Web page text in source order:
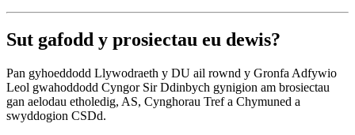
Sut gafodd y prosiectau eu dewis?
Pan gyhoeddodd Llywodraeth y DU ail rownd y Gronfa Adfywio
Leol gwahoddodd Cyngor Sir Ddinbych gynigion am brosiectau
gan aelodau etholedig, AS, Cynghorau Tref a Chymuned a
swyddogion CSDd.